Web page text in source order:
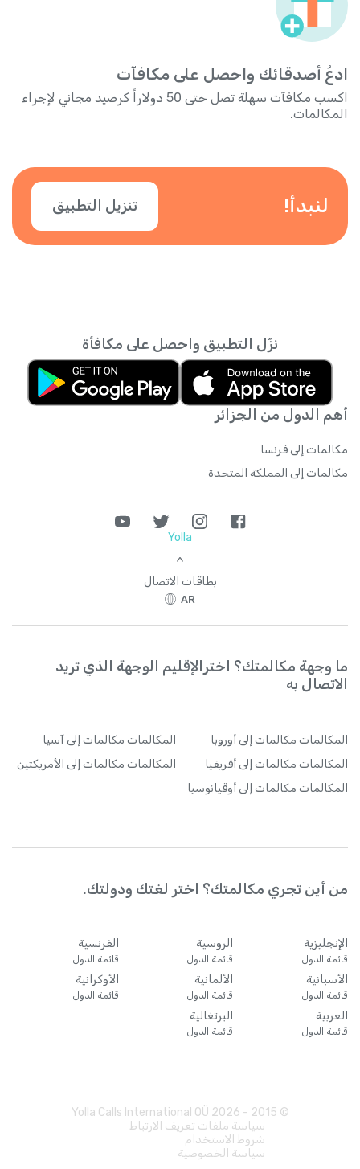
ادعُ أصدقائك واحصل على مكافآت
اكسب مكافآت سهلة تصل حتى 50 دولاراً كرصيد مجاني لإجراء
المكالمات.
لنبدأ! تنزيل التطبيق
أهم الدول من الجزائر
مكالمات إلى فرنسا
مكالمات إلى المملكة المتحدة
نزّل التطبيق واحصل على مكافأة
Yolla
>
بطاقات الاتصال
AR
ما وجهة مكالمتك؟ اخترالإقليم الوجهة الذي تريد
الاتصال به
المكالمات مكالمات إلى أوروبا المكالمات مكالمات إلى آسيا
المكالمات مكالمات إلى أفريقيا المكالمات مكالمات إلى الأمريكتين
المكالمات مكالمات إلى أوقيانوسيا
من أين تجري مكالمتك؟ اختر لغتك ودولتك.
الإنجليزية
قائمة الدول
الروسية
قائمة الدول
الفرنسية
قائمة الدول
الأسبانية
قائمة الدول
الألمانية
قائمة الدول
الأوكرانية
قائمة الدول
العربية
قائمة الدول
البرتغالية
قائمة الدول
© 2015 -
2026
سياسة ملفات تعريف الارتباط
شروط الاستخدام
سياسة الخصوصية